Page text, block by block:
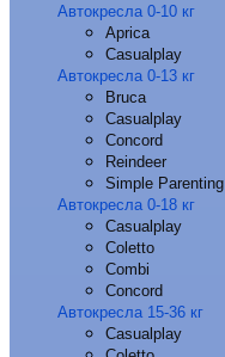
Автокресла 0-10 кг
Aprica
Casualplay
Автокресла 0-13 кг
Bruca
Casualplay
Concord
Reindeer
Simple Parenting
Автокресла 0-18 кг
Casualplay
Coletto
Combi
Concord
Автокресла 15-36 кг
Casualplay